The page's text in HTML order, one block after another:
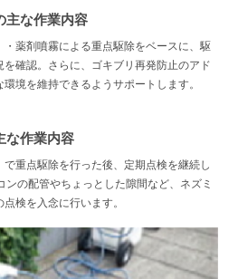
主な作業内容
・薬剤噴霧による重点駆除をベースに、駆
確認。さらに、ゴキブリ再発防止のアド
境を維持できるようサポートします。
な作業内容
で重点駆除を行った後、定期点検を継続し
の配管やちょっとした隙間など、ネズミ
検を入念に行います。